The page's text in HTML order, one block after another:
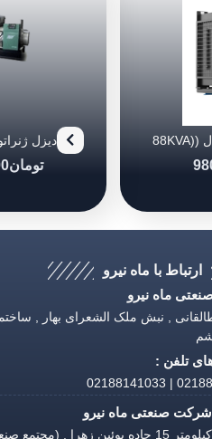
دیزل ژنراتور بادوین مدل (88KVA)
تومان
ارتباط با ماه نیرو
ماه نیرو
تلفن :
شرکت صنعتی ماه نیرو
قزوین , کیلومتر 15 جاده بوئین زهرا ,